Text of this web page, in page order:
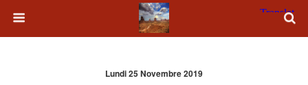
Lundi 25 Novembre 2019